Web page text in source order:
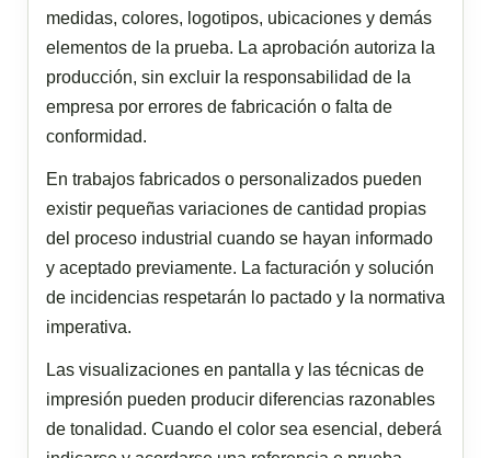
medidas, colores, logotipos, ubicaciones y demás
elementos de la prueba. La aprobación autoriza la
producción, sin excluir la responsabilidad de la
empresa por errores de fabricación o falta de
conformidad.
En trabajos fabricados o personalizados pueden
existir pequeñas variaciones de cantidad propias
del proceso industrial cuando se hayan informado
y aceptado previamente. La facturación y solución
de incidencias respetarán lo pactado y la normativa
imperativa.
Las visualizaciones en pantalla y las técnicas de
impresión pueden producir diferencias razonables
de tonalidad. Cuando el color sea esencial, deberá